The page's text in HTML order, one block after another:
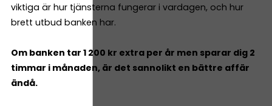
viktiga är hur tjänsterna fungerar i vardagen, och hur
brett utbud banken har.
Om banken tar 1 200 kr extra per år men sparar dig 2
timmar i månaden, är det sannolikt en bättre affär
ändå.